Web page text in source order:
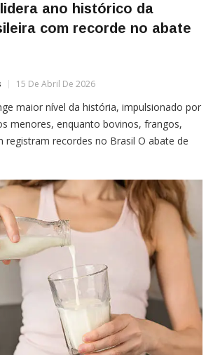
ano histórico da
com recorde no abate
15 De Abril De 2026
maior nível da história, impulsionado por
menores, enquanto bovinos, frangos,
registram recordes no Brasil O abate de